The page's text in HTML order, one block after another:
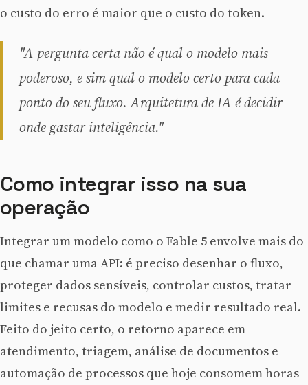
o custo do erro é maior que o custo do token.
"A pergunta certa não é qual o modelo mais
poderoso, e sim qual o modelo certo para cada
ponto do seu fluxo. Arquitetura de IA é decidir
onde gastar inteligência."
Como integrar isso na sua
operação
Integrar um modelo como o Fable 5 envolve mais do
que chamar uma API: é preciso desenhar o fluxo,
proteger dados sensíveis, controlar custos, tratar
limites e recusas do modelo e medir resultado real.
Feito do jeito certo, o retorno aparece em
atendimento, triagem, análise de documentos e
automação de processos que hoje consomem horas